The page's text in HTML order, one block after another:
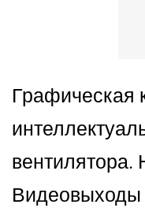
Графическая
вентилятора.
Видеовыходы